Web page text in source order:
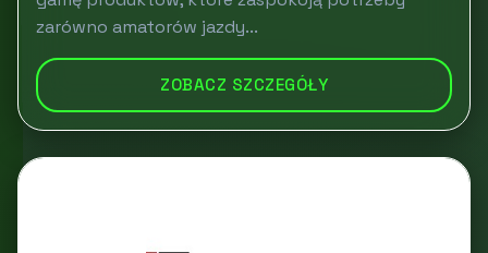
zarówno amatorów jazdy...
ZOBACZ SZCZEGÓŁY